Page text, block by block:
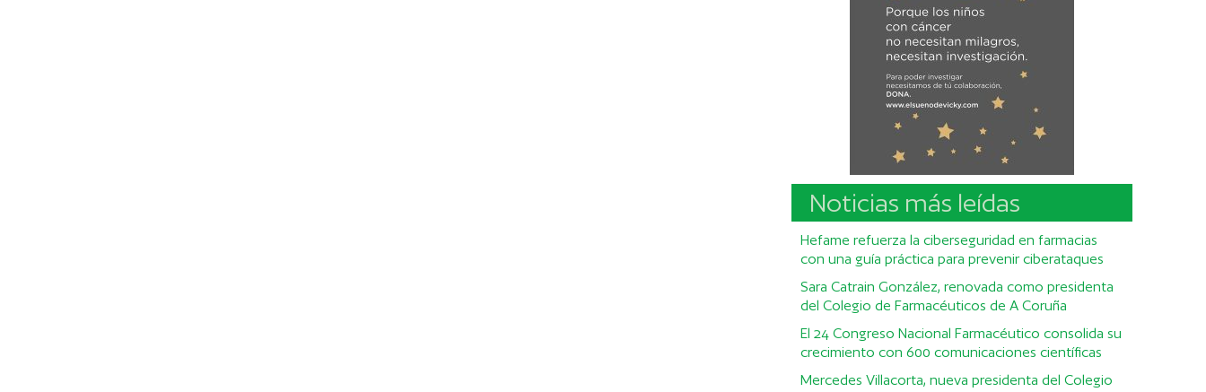
Noticias más leídas
Hefame refuerza la ciberseguridad en farmacias
con una guía práctica para prevenir ciberataques
Sara Catrain González, renovada como presidenta
del Colegio de Farmacéuticos de A Coruña
El 24 Congreso Nacional Farmacéutico consolida su
crecimiento con 600 comunicaciones científicas
Mercedes Villacorta, nueva presidenta del Colegio